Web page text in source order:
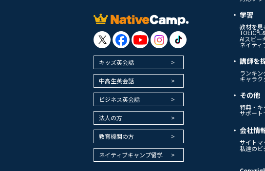
キッズ英会話
中高生英会話
ビジネス英会話
法人の方
教育機関の方
ネイティブキャンプ留学
学習
教材を見
AIスピー
ネイティ
講師を
ランキン
キャラク
その他
特典・キ
サポート
会社情
サイトマ
私達のビ